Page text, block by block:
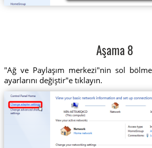
Aşama 8
"Ağ ve Paylaşım merkezi"nin sol
ayarlarını değiştir"e tıklayın.